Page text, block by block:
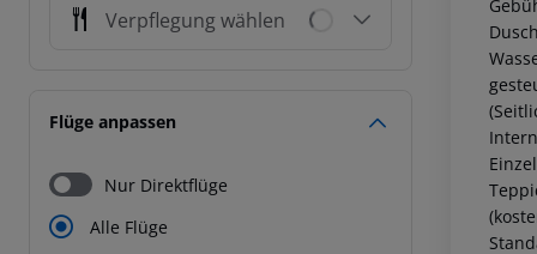
Verpflegung wählen
Flüge anpassen
Nur Direktflüge
Alle Flüge